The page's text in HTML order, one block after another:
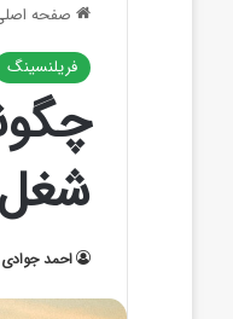
صفحه
فریلنسینگ
شغل
احمد جوادی